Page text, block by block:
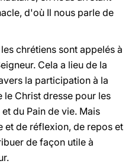
d'où Il nous parle de
les chrétiens sont appelés à
Cela a lieu de la
la participation à la
le Christ dresse pour les
du Pain de vie. Mais
et de réflexion, de repos et
de façon utile à